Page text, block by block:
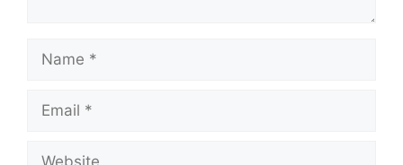
Name
Email
Website